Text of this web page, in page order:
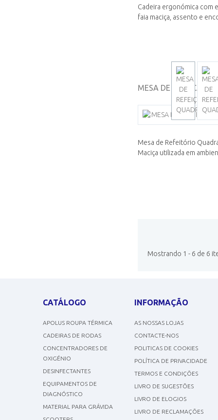
Cadeira ergonómica com
faia maciça, assento e
MESA DE REFEIÇÃO
Mesa de Refeitório
Maciça utilizada em
Mostrando 1 - 6 de 6
CATÁLOGO
APOLUS ROUPA TÉRMICA
CADEIRAS DE RODAS
CONCENTRADORES DE
OXIGÉNIO
DESINFECTANTES
EQUIPAMENTOS DE
DIAGNÓSTICO
MATERIAL PARA GRÁVIDA
INFORMAÇÃO
AS NOSSAS LOJAS
CONTACTE-NOS
POLITICAS DE COOKIES
POLÍTICA DE PRIVACIDADE
TERMOS E CONDIÇÕES
LIVRO DE SUGESTÕES
LIVRO DE ELOGIOS
LIVRO DE RECLAMAÇÕES